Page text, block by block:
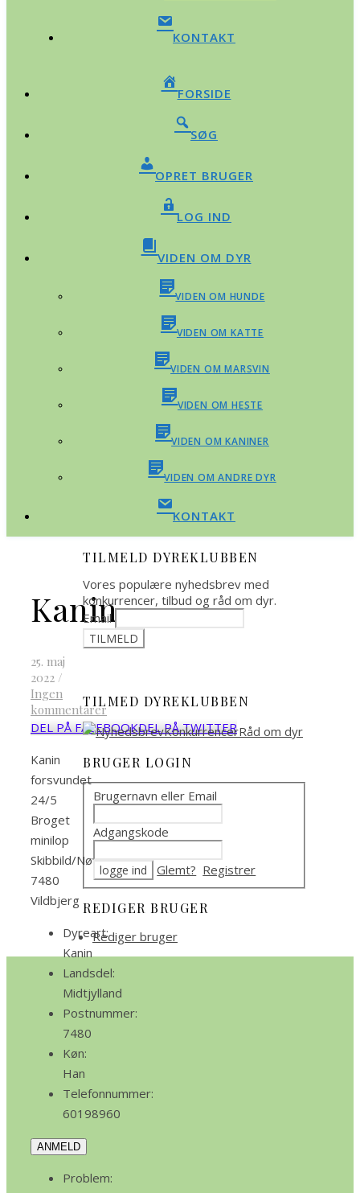
KONTAKT
FORSIDE
SØG
OPRET BRUGER
LOG IND
VIDEN OM DYR
VIDEN OM HUNDE
VIDEN OM KATTE
VIDEN OM MARSVIN
VIDEN OM HESTE
VIDEN OM KANINER
VIDEN OM ANDRE DYR
KONTAKT
Kanin
25. maj
2022 /
Ingen
kommentarer
DEL PÅ FACEBOOKDEL PÅ TWITTER
Kanin
forsvundet
24/5
Broget
minilop
Skibbild/Nøvling
7480
Vildbjerg
Dyreart:
Kanin
Landsdel:
Midtjylland
Postnummer:
7480
Køn:
Han
Telefonnummer:
60198960
ANMELD
Problem:
TILMELD DYREKLUBBEN
Vores populære nyhedsbrev med
konkurrencer, tilbud og råd om dyr.
Email
TILMED DYREKLUBBEN
BRUGER LOGIN
Brugernavn eller Email
Adgangskode
Glemt? Registrer
REDIGER BRUGER
Rediger bruger